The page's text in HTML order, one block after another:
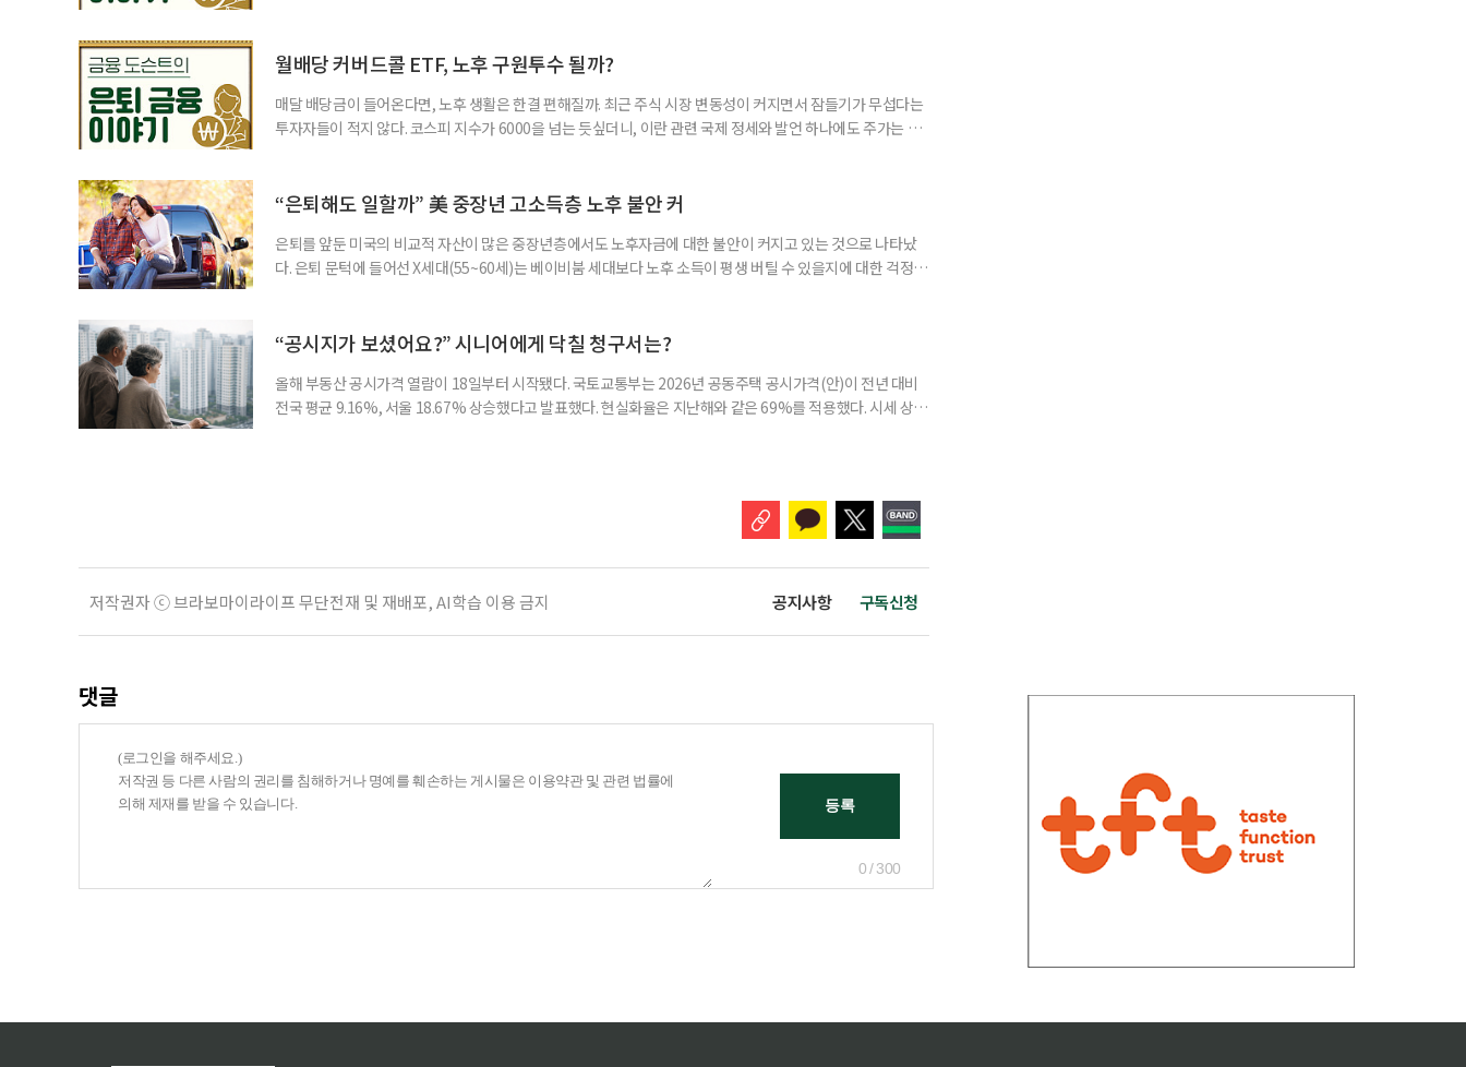
브에서 정보를 서울에 사는 60대 A 씨는 최근 IRP(개인형퇴직연금) 계좌를 직접 손보기 시작했
월배당 커버드콜 ETF, 노후 구원투수 될까?
매달 배당금이 들어온다면, 노후 생활은 한결 편해질까. 최근 주식 시장 변동성이 커지면서 잠들기가 무섭다는
투자자들이 적지 않다. 코스피 지수가 6000을 넘는 듯싶더니, 이란 관련 국제 정세와 발언 하나에도 주가는 오
에서도 월배당 커버드콜 ETF는 은퇴자와 은퇴를 앞둔 이들에게 ‘매달 들어오는 돈’이라는 점에서 다시 주목
“은퇴해도 일할까” 美 중장년 고소득층 노후 불안 커
은퇴를 앞둔 미국의 비교적 자산이 많은 중장년층에서도 노후자금에 대한 불안이 커지고 있는 것으로 나타났
다. 은퇴 문턱에 들어선 X세대(55~60세)는 베이비붐 세대보다 노후 소득이 평생 버틸 수 있을지에 대한 걱정이
고 있다는 뜻으로 읽힌다. 지난 1일 미국의 은퇴보장 전문 보험·금융회사 글로벌애틀랜틱이 발표한 ‘
“공시지가 보셨어요?” 시니어에게 닥칠 청구서는?
올해 부동산 공시가격 열람이 18일부터 시작됐다. 국토교통부는 2026년 공동주택 공시가격(안)이 전년 대비
전국 평균 9.16%, 서울 18.67% 상승했다고 발표했다. 현실화율은 지난해와 같은 69%를 적용했다. 시세 상승
저작권자 ⓒ 브라보마이라이프 무단전재 및 재배포, AI학습 이용 금지 공지사항 구독신청
댓글
0 / 300